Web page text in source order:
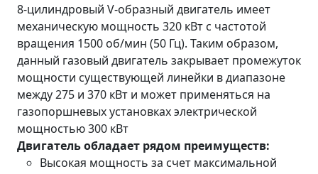
8-цилиндровый V-образный двигатель имеет
механическую мощность 320 кВт с частотой
вращения 1500 об/мин (50 Гц). Таким образом,
данный газовый двигатель закрывает промежуток
мощности существующей линейки в диапазоне
между 275 и 370 кВт и может применяться на
газопоршневых установках электрической
мощностью 300 кВт
Двигатель обладает рядом преимуществ:
Высокая мощность за счет максимальной